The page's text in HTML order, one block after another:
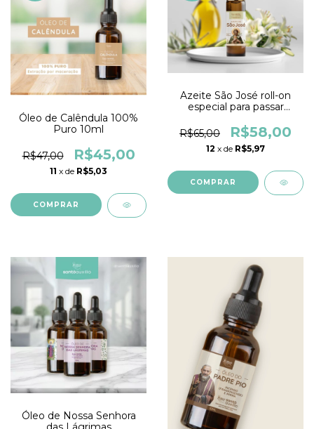
Óleo de Calêndula 100%
Puro 10ml
R$47,00 R$45,00
11 x de R$5,03
Azeite São José roll-on
especial para passar
R$65,00
R$58,00
12 x de R$5,97
Óleo de Nossa Senhora